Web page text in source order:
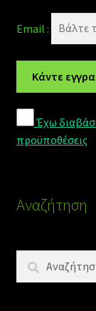
Email :
Έχω
προϋποθέσεις
Αναζήτηση
για: